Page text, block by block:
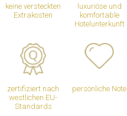
keine versteckten
Extrakosten
luxuriöse und
komfortable
Hotelunterkunft
zertifiziert nach
westlichen EU-
Standards
persönliche Note